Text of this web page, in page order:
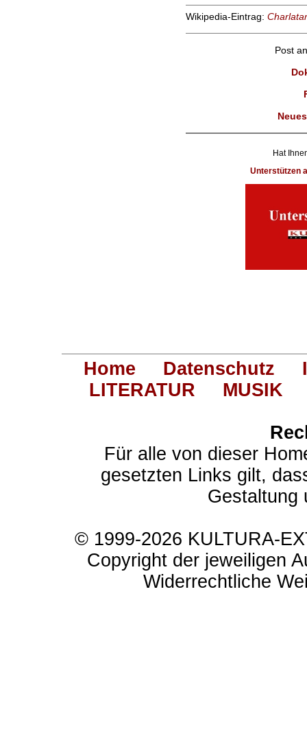
Wikipedia-Eintrag:
Post
Hat
Unterstützen
Home Datenschutz
LITERATUR
MUSIK
Für alle von dieser
gesetzten Links gilt,
Gestaltung
© 1999-2026 KULTURA-
Copyright der jeweiligen
Widerrechtliche